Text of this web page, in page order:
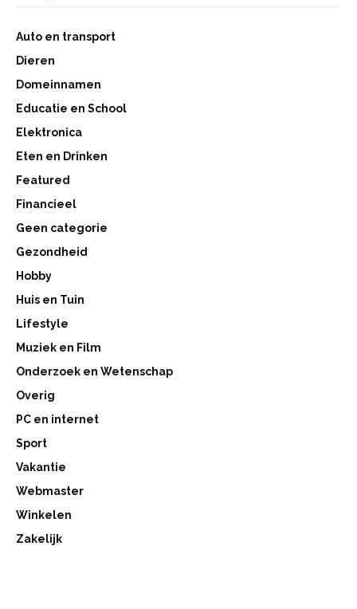
Auto en transport
Dieren
Domeinnamen
Educatie en School
Elektronica
Eten en Drinken
Featured
Financieel
Geen categorie
Gezondheid
Hobby
Huis en Tuin
Lifestyle
Muziek en Film
Onderzoek en Wetenschap
Overig
PC en internet
Sport
Vakantie
Webmaster
Winkelen
Zakelijk